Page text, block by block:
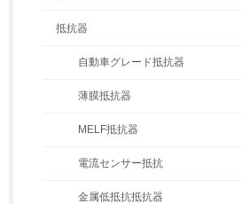
抵抗器
自動車グレード抵抗器
薄膜抵抗器
MELF抵抗器
電流センサー抵抗
金属低抵抗抵抗器